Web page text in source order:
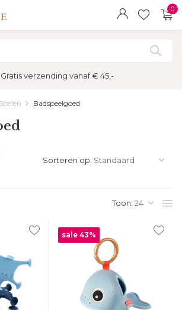
0
Gratis verzending vanaf € 45,-
Spelen Badspeelgoed
Toon:
Sorteren op:
sale 43%